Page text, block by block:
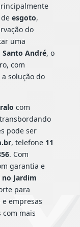
esgoto,
do
uma
André, o
com
solução do
ralo com
pode ser
, telefone 11
. Com
garantia e
Jardim
para
empresas
mais